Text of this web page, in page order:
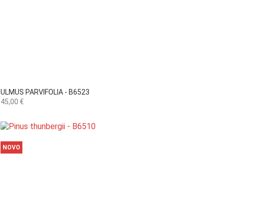
ULMUS PARVIFOLIA - B6523
Preço
45,00 €
 Vista rápida
NOVO